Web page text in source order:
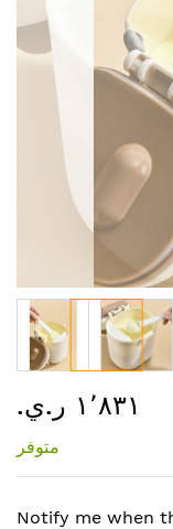
إلى
معرض
الصور
١٬٨٣١ ر.ي.‏
متوفر
Notify me when